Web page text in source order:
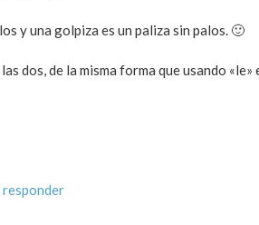
y una golpiza es un paliza sin palos. 🙂
dos, de la misma forma que usando «le»
responder